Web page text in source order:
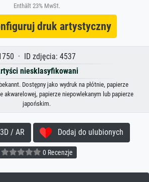
Enthält 23% MwSt.
druk artystyczny
· ID zdjęcia: 4537
niesklasyfikowani
Dostępny jako wydruk na płótnie, papierze
akwarelowej, papierze niepowlekanym lub papierze
japońskim.
/ AR Dodaj do ulubionych
0 Recenzje